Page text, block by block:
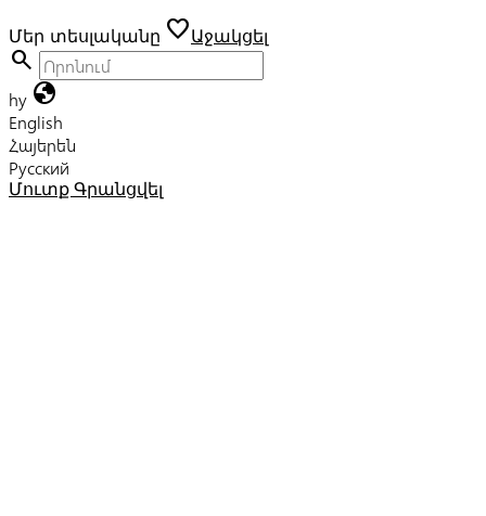
Մեր տեսլականը favoriteԱջակցել
search
hy globe
English
Հայերեն
Русский
Մուտք Գրանցվել